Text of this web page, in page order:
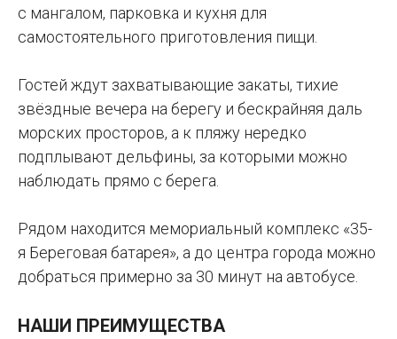
с мангалом, парковка и кухня для
самостоятельного приготовления пищи.
Гостей ждут захватывающие закаты, тихие
звёздные вечера на берегу и бескрайняя даль
морских просторов, а к пляжу нередко
подплывают дельфины, за которыми можно
наблюдать прямо с берега.
Рядом находится мемориальный комплекс «35-
я Береговая батарея», а до центра города можно
добраться примерно за 30 минут на автобусе.
НАШИ ПРЕИМУЩЕСТВА